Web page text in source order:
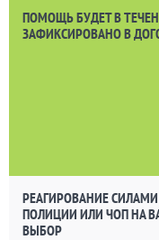
ПОМОЩЬ БУДЕТ В
ЗАФИКСИРОВАНО В
РЕАГИРОВАНИЕ СИЛАМИ
ПОЛИЦИИ ИЛИ ЧОП НА
ВЫБОР